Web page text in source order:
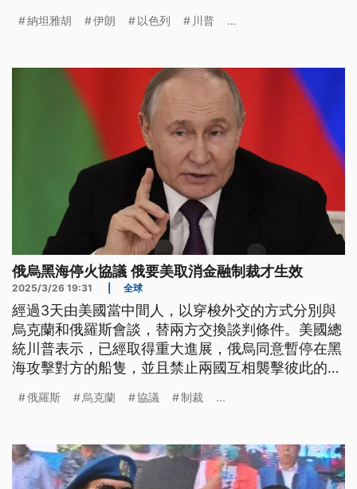
納坦雅胡 伊朗 以色列 川普 ...
俄烏黑海停火協議 俄要美取消金融制裁才生效
2025/3/26 19:31 全球
經過3天由美國當中間人，以穿梭外交的方式分別與
烏克蘭和俄羅斯會談，替兩方交換談判條件。美國總
統川普表示，已經取得重大進展，俄烏同意暫停在黑
海攻擊對方的船隻，並且禁止兩國互相襲擊彼此的能
能達成協議，烏克蘭人民則是完全不信任俄羅斯會停
俄羅斯 烏克蘭 協議 制裁 ...